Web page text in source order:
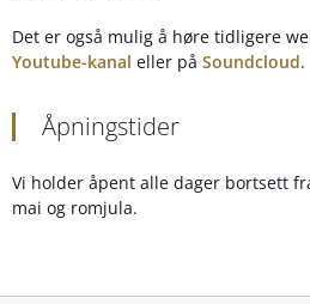
Det er også mulig å høre tidligere
Youtube-kanal eller på Soundcloud.
Åpningstider
Vi holder åpent alle dager bortsett
mai og romjula.